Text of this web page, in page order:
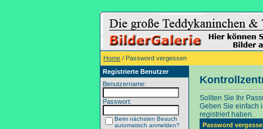
Home / Password vergessen
Registrierte Benutzer
Benutzername:
Passwort:
Beim nächsten Besuch
automatisch anmelden?
Sollten Sie Ihr
Geben Sie einfach
registriert haben.
Password